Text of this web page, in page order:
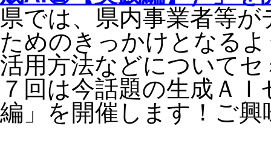
県では、県内事業者等
ためのきっかけとなる
活用方法などについて
７回は今話題の生成Ａ
編」を開催します！ご